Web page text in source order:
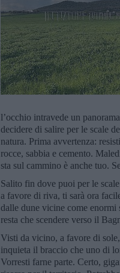
l’occhio intravede un
decidere di salire per le scale
natura. Prima avvertenza:
rocce, sabbia e cemento.
sta sul cammino è anche tuo.
Salito fin dove puoi per le
a favore di riva, ti sarà ora
dalle dune vicine come
resta che scendere verso il
Visti da vicino, a favore di
inquieta il braccio che uno di
Vorresti farne parte. Certo,